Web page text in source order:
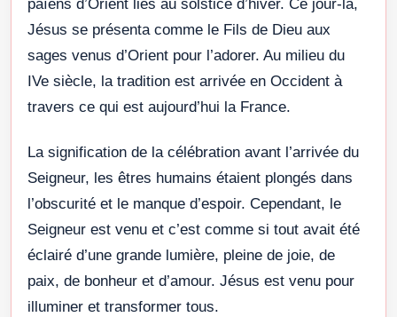
païens d’Orient liés au solstice d’hiver. Ce jour-là,
Jésus se présenta comme le Fils de Dieu aux
sages venus d’Orient pour l’adorer. Au milieu du
IVe siècle, la tradition est arrivée en Occident à
travers ce qui est aujourd’hui la France.
La signification de la célébration avant l’arrivée du
Seigneur, les êtres humains étaient plongés dans
l’obscurité et le manque d’espoir. Cependant, le
Seigneur est venu et c’est comme si tout avait été
éclairé d’une grande lumière, pleine de joie, de
paix, de bonheur et d’amour. Jésus est venu pour
illuminer et transformer tous.